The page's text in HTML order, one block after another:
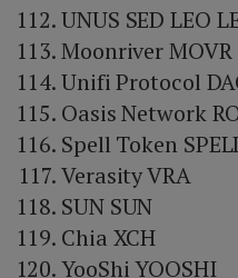
UNUS SED LEO
Moonriver MOVR
Unifi Protocol
Oasis Network
Spell Token
Verasity VRA
SUN SUN
Chia XCH
YooShi YOOSHI